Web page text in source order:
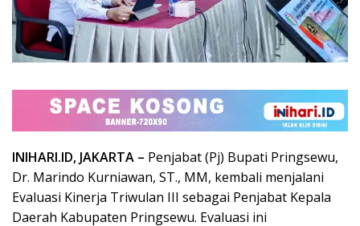
INIHARI.ID, JAKARTA – Penjabat (Pj) Bupati Pringsewu,
Dr. Marindo Kurniawan, ST., MM, kembali menjalani
Evaluasi Kinerja Triwulan III sebagai Penjabat Kepala
Daerah Kabupaten Pringsewu. Evaluasi ini